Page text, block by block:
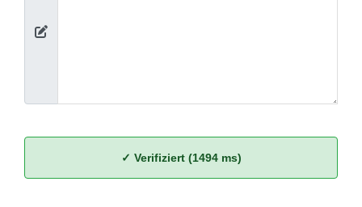
✓ Verifiziert (1494 ms)